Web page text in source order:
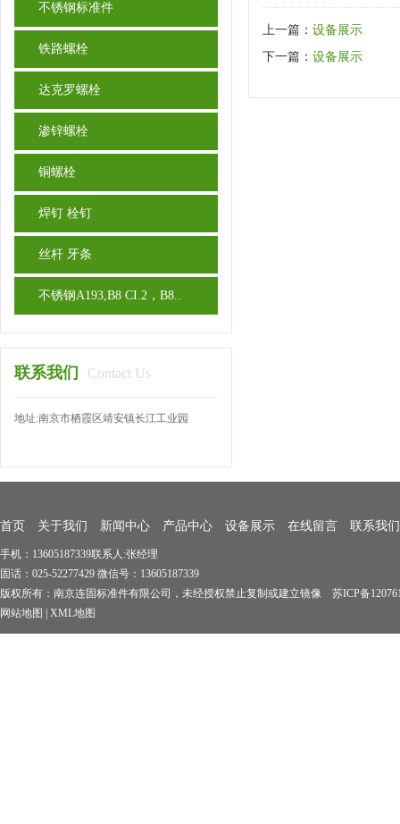
不锈钢标准件
铁路螺栓
达克罗螺栓
渗锌螺栓
铜螺栓
焊钉 栓钉
丝杆 牙条
不锈钢A193,B8 CI.2，B8..
联系我们 Contact Us
地址:南京市栖霞区靖安镇长江工业园
上一篇： 设备展示
下一篇： 设备展示
首页 关于我们 新闻中心 产品中心 设备展示 在线留言 联系我们
手机：13605187339联系人:张经理
固话：025-52277429 微信号：13605187339
版权所有：南京连固标准件有限公司，未经授权禁止复制或建立镜像 苏ICP备
网站地图
XML地图